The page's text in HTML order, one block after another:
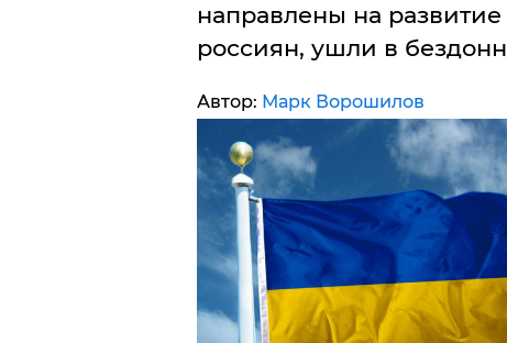
направлены на
россиян, ушли в
Автор: Марк Ворошилов